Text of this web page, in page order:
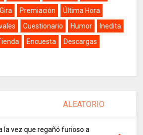
Gira Premiación
Última Hora
Cuestionario Humor
Inedita
Encuesta
Descargas
ALEATORIO
la vez que regañó furioso a